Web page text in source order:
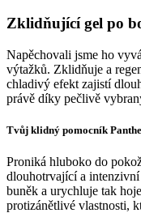
Zklidňující gel po
Napěchovali jsme ho
výtažků. Zklidňuje a
chladivý efekt zajistí
právě díky pečlivě
Tvůj klidný pomocník
Proniká hluboko do
dlouhotrvající a
buněk a urychluje tak
protizánětlivé vlastnosti,